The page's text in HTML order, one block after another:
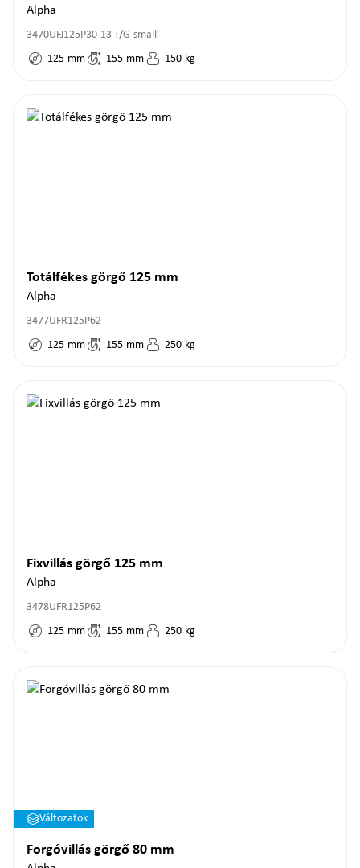
Alpha
3470UFJ125P30-13 T/G-small
125 mm 155 mm 150 kg
Totálfékes görgő 125 mm
Alpha
3477UFR125P62
125 mm 155 mm 250 kg
Fixvillás görgő 125 mm
Alpha
3478UFR125P62
125 mm 155 mm 250 kg
Változatok
Forgóvillás görgő 80 mm